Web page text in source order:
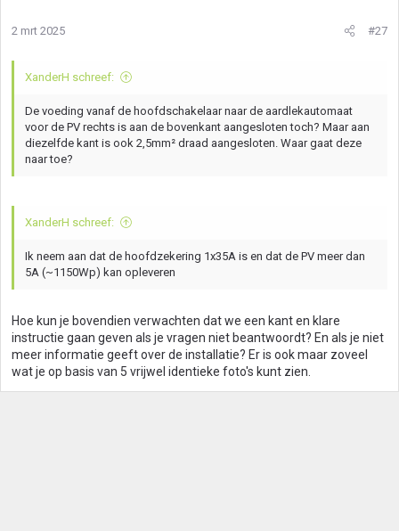
2 mrt 2025 #27
XanderH schreef:
De voeding vanaf de hoofdschakelaar naar de aardlekautomaat
voor de PV rechts is aan de bovenkant aangesloten toch? Maar aan
diezelfde kant is ook 2,5mm² draad aangesloten. Waar gaat deze
naar toe?
XanderH schreef:
Ik neem aan dat de hoofdzekering 1x35A is en dat de PV meer dan
5A (~1150Wp) kan opleveren
Hoe kun je bovendien verwachten dat we een kant en klare
instructie gaan geven als je vragen niet beantwoordt? En als je niet
meer informatie geeft over de installatie? Er is ook maar zoveel
wat je op basis van 5 vrijwel identieke foto's kunt zien.